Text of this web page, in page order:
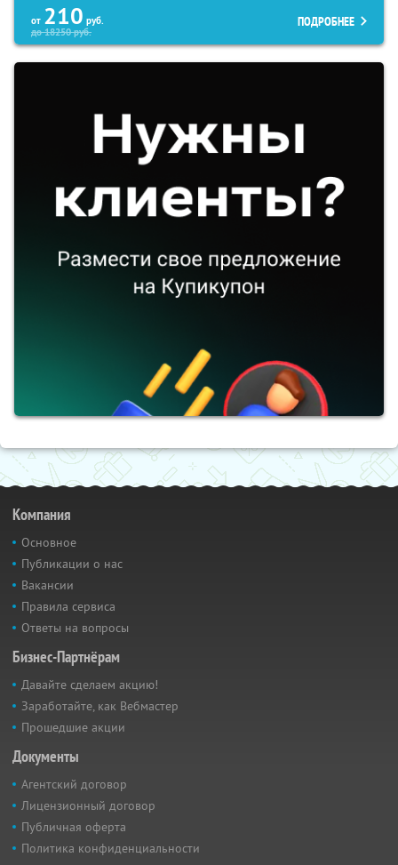
от 210 руб.
до18250руб.
ПОДРОБНЕЕ
Компания
Основное
Публикации о нас
Вакансии
Правила сервиса
Ответы на вопросы
Бизнес-Партнёрам
Давайте сделаем акцию!
Заработайте, как Вебмастер
Прошедшие акции
Документы
Агентский договор
Лицензионный договор
Публичная оферта
Политика конфиденциальности